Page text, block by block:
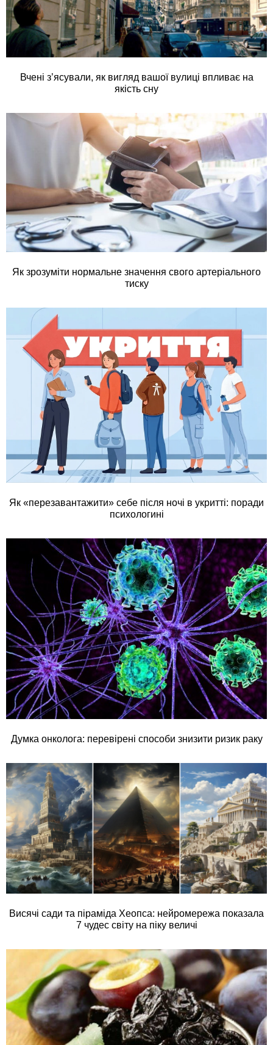
Вчені з’ясували, як вигляд вашої вулиці впливає на
якість сну
Як зрозуміти нормальне значення свого артеріального
тиску
Як «перезавантажити» себе після ночі в укритті: поради
психологині
Думка онколога: перевірені способи знизити ризик раку
Висячі сади та піраміда Хеопса: нейромережа показала
7 чудес світу на піку величі